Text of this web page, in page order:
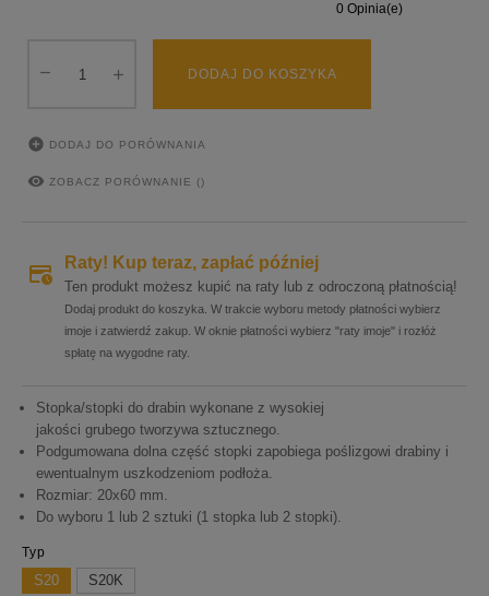
0 Opinia(e)
DODAJ DO KOSZYKA
 DODAJ DO PORÓWNANIA
 ZOBACZ PORÓWNANIE ()
Raty! Kup teraz, zapłać później
Ten produkt możesz kupić na raty lub z odroczoną płatnością!
Dodaj produkt do koszyka. W trakcie wyboru metody płatności wybierz
imoje i zatwierdź zakup. W oknie płatności wybierz "raty imoje" i rozłóż
spłatę na wygodne raty.
Stopka/stopki do drabin wykonane z wysokiej
jakości grubego tworzywa sztucznego.
Podgumowana dolna część stopki zapobiega poślizgowi drabiny i
ewentualnym uszkodzeniom podłoża.
Rozmiar: 20x60 mm.
Do wyboru 1 lub 2 sztuki (1 stopka lub 2 stopki).
Typ
S20 S20K